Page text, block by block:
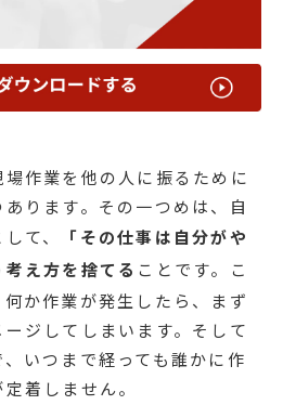
作業を他の人に振るために
ります。その一つめは、自
て、
「その仕事は自分がや
え方を捨てる ことです。こ
か作業が発生したら、まず
ジしてしまいます。そして
いつまで経っても誰かに作
着しません。